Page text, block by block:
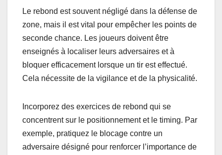
Le rebond est souvent négligé dans la défense de
zone, mais il est vital pour empêcher les points de
seconde chance. Les joueurs doivent être
enseignés à localiser leurs adversaires et à
bloquer efficacement lorsque un tir est effectué.
Cela nécessite de la vigilance et de la physicalité.
Incorporez des exercices de rebond qui se
concentrent sur le positionnement et le timing. Par
exemple, pratiquez le blocage contre un
adversaire désigné pour renforcer l’importance de